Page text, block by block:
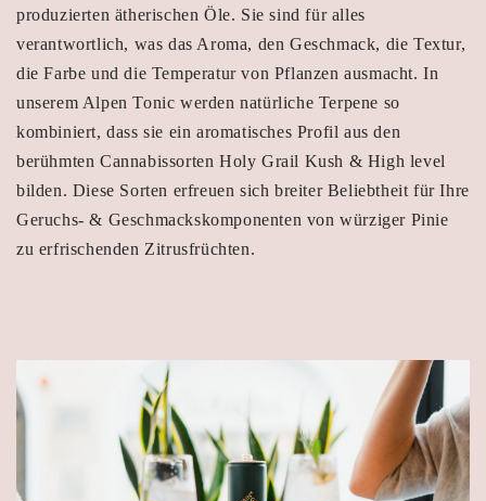
produzierten ätherischen Öle. Sie sind für alles
verantwortlich, was das Aroma, den Geschmack, die Textur,
die Farbe und die Temperatur von Pflanzen ausmacht. In
unserem Alpen Tonic werden natürliche Terpene so
kombiniert, dass sie ein aromatisches Profil aus den
berühmten Cannabissorten Holy Grail Kush & High level
bilden. Diese Sorten erfreuen sich breiter Beliebtheit für Ihre
Geruchs- & Geschmackskomponenten von würziger Pinie
zu erfrischenden Zitrusfrüchten.